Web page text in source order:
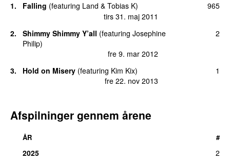
1. Falling (featuring Land & Tobias K)
tirs 31. maj 2011
965
2. Shimmy Shimmy Y’all (featuring Josephine
Philip)
fre 9. mar 2012
2
3. Hold on Misery (featuring Kim Kix)
fre 22. nov 2013
1
Afspilninger gennem årene
ÅR #
2025
2